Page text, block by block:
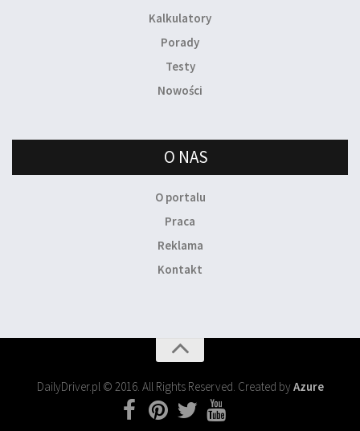
Kalkulatory
Porady
Testy
Nowości
O NAS
O portalu
Praca
Reklama
Kontakt
DailyDriver.pl © 2016. All Rights Reserved. Created byAzure